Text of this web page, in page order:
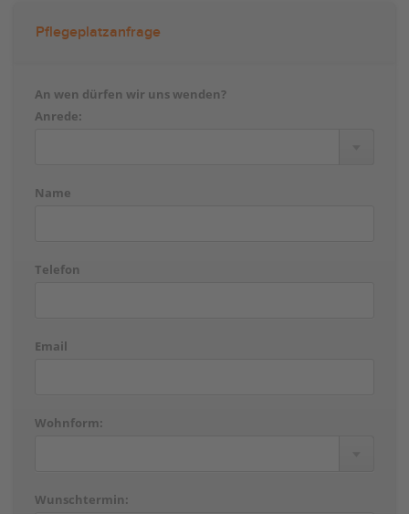
Pflegeplatzanfrage
An wen dürfen wir uns wenden?
Anrede:
Name
Telefon
Email
Wohnform:
Wunschtermin: